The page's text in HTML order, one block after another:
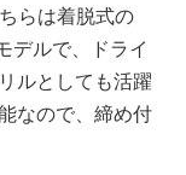
らは着脱式の
デルで、ドライ
ルとしても活躍
なので、締め付